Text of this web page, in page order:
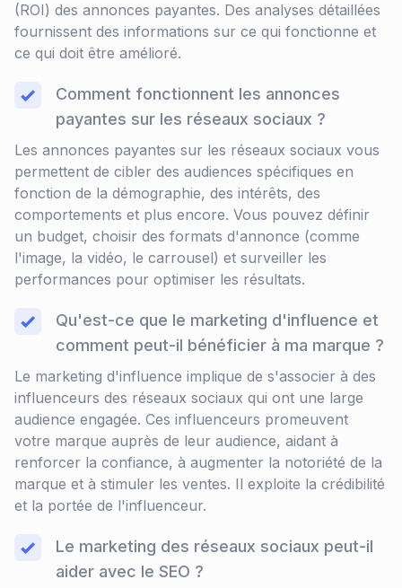
(ROI) des annonces payantes. Des analyses détaillées
fournissent des informations sur ce qui fonctionne et
ce qui doit être amélioré.
Comment fonctionnent les annonces
payantes sur les réseaux sociaux ?
Les annonces payantes sur les réseaux sociaux vous
permettent de cibler des audiences spécifiques en
fonction de la démographie, des intérêts, des
comportements et plus encore. Vous pouvez définir
un budget, choisir des formats d'annonce (comme
l'image, la vidéo, le carrousel) et surveiller les
performances pour optimiser les résultats.
Qu'est-ce que le marketing d'influence et
comment peut-il bénéficier à ma marque ?
Le marketing d'influence implique de s'associer à des
influenceurs des réseaux sociaux qui ont une large
audience engagée. Ces influenceurs promeuvent
votre marque auprès de leur audience, aidant à
renforcer la confiance, à augmenter la notoriété de la
marque et à stimuler les ventes. Il exploite la crédibilité
et la portée de l'influenceur.
Le marketing des réseaux sociaux peut-il
aider avec le SEO ?